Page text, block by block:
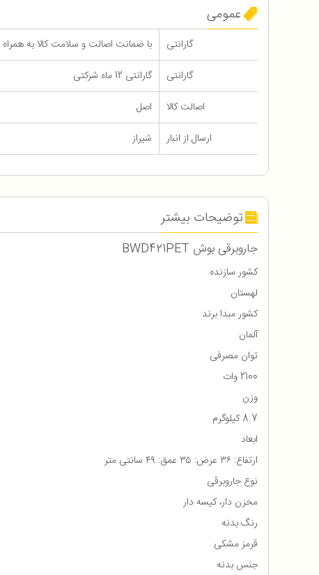
عمومی
گارانتی
با ضمانت اصالت و سلامت کالا به همراه 12 ماه گارانتی
گارانتی
گارانتی 12 ماه شرکتی
اصالت کالا
اصل
ارسال از انبار
شیراز
توضیحات بیشتر
جاروبرقی بوش BWD421PET
کشور سازنده
لهستان
کشور مبدا برند
آلمان
توان مصرفی
2100 وات
وزن
8.7 کیلوگرم
ابعاد
ارتفاع: ۳۶ عرض: ۳۵ عمق: ۴۹ سانتی متر
نوع جاروبرقی
مخزن دار، کیسه دار
رنگ بدنه
قرمز مشکی
جنس بدنه